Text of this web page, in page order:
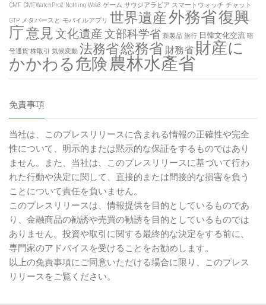
CMF CMFWatchPro2 Nothing Web3 ゲーム サウジアラビア スマートウォッチ チャット
GTP メタバースと モバイルアプリ 世界遺産外務省復興
庁意見文化遺産文部科学省 新製品 旅行 日韓文化交流 暗
号通貨 株取引 気候変動 法務省総務省 財務省 財産に
かかわる危険農林水產省
免責事項
当社は、このプレスリリースに含まれる情報の正確性や完全
性について、明示的または黙示的な保証をするものではあり
ません。また、当社は、このプレスリリースに基づいて行わ
れた行動や決定に関して、直接的または間接的な損害を負う
ことについて責任を負いません。
このプレスリリースは、情報提供を目的としているものであ
り、金融商品の勧誘や売買の勧誘を目的としているものでは
ありません。投資や取引に関する最終的な決定をする前に、
専門家のアドバイスを受けることをお勧めします。
以上の免責事項にご同意いただける場合に限り、このプレス
リリースをご覧ください。